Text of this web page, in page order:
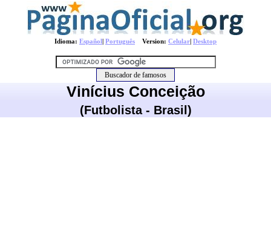
Idioma: Español| Português Version: Celular| Desktop
Vinícius Conceição
(Futbolista - Brasil)